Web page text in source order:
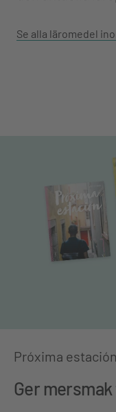
Se alla läromedel
Próxima estación
Ger